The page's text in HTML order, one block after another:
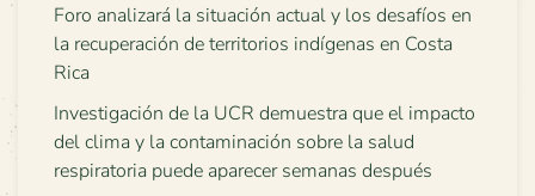
Foro analizará la situación actual y los desafíos en
la recuperación de territorios indígenas en Costa
Rica
Investigación de la UCR demuestra que el impacto
del clima y la contaminación sobre la salud
respiratoria puede aparecer semanas después